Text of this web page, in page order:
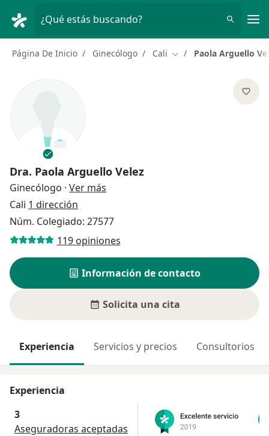
¿Qué estás buscando?
Página De Inicio Ginecólogo Cali Cambiar de ciudad
Paola Arguello
Dra. Paola Arguello Velez
Ginecólogo · Ver más
Cali 1 dirección
Núm. Colegiado: 27577
119 opiniones
Información de contacto
Solicita una cita
Experiencia Servicios y precios Consultorios
Experiencia
3
Aseguradoras aceptadas